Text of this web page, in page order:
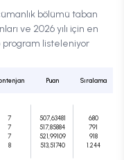
bölümü taban
ve 2026 yılı için en
program listeleniyor
Puan Sıralama
7
7
7
8
507,63481
517,85884
521,99109
513,51740
680
791
918
1.244